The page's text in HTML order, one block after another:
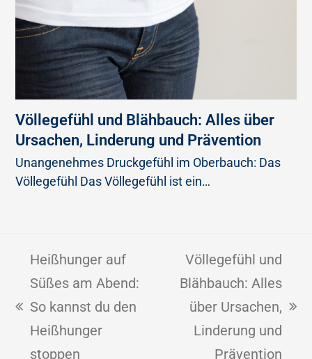
Völlegefühl und Blähbauch: Alles über
Ursachen, Linderung und Prävention
Unangenehmes Druckgefühl im Oberbauch: Das
Völlegefühl Das Völlegefühl ist ein…
Heißhunger auf
Süßes am Abend:
So kannst du den
Heißhunger
stoppen
Völlegefühl und
Blähbauch: Alles
über Ursachen,
Linderung und
Prävention